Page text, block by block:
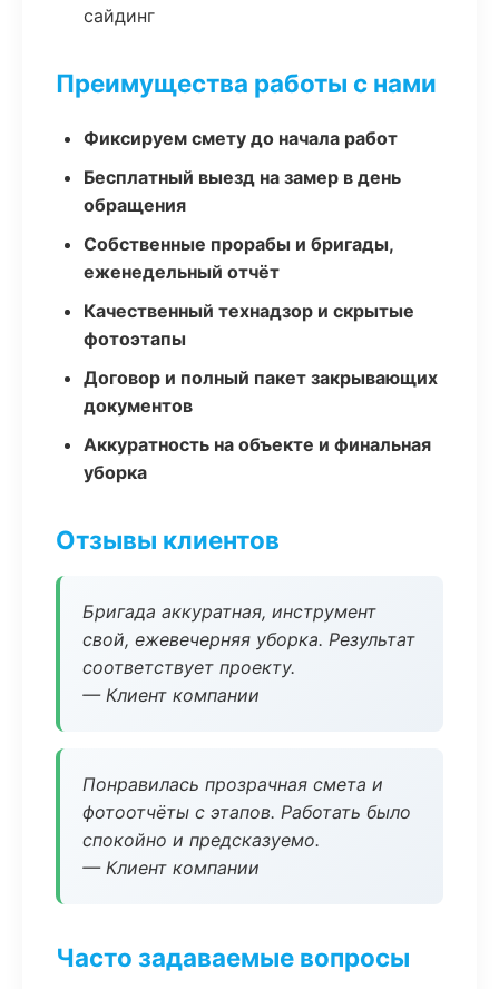
сайдинг
Преимущества работы с нами
Фиксируем смету до начала работ
Бесплатный выезд на замер в день
обращения
Собственные прорабы и бригады,
еженедельный отчёт
Качественный технадзор и скрытые
фотоэтапы
Договор и полный пакет закрывающих
документов
Аккуратность на объекте и финальная
уборка
Отзывы клиентов
Бригада аккуратная, инструмент
свой, ежевечерняя уборка. Результат
соответствует проекту.
— Клиент компании
Понравилась прозрачная смета и
фотоотчёты с этапов. Работать было
спокойно и предсказуемо.
— Клиент компании
Часто задаваемые вопросы